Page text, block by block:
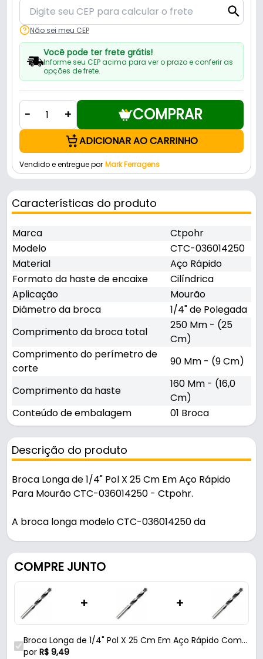
Não sei meu CEP
Você pode ter frete grátis!
Informe seu CEP acima para ver o prazo e conferir as
opções de frete.
- + COMPRAR
ADICIONAR AO CARRINHO
Vendido e entregue por Mark Ferragens
Características do produto
Marca
Ctpohr
Modelo
CTC-036014250
Material
Aço Rápido
Formato da haste de encaixe
Cilíndrica
Aplicação
Mourão
Diâmetro da broca
1/4" de Polegada
Comprimento da broca total
250 Mm - (25
Cm)
Comprimento do perímetro de
corte
90 Mm - (9 Cm)
Comprimento da haste
160 Mm - (16,0
Cm)
Conteúdo de embalagem
01 Broca
Descrição do produto
Broca Longa de 1/4" Pol X 25 Cm Em Aço Rápido
Para Mourão CTC-036014250 - Ctpohr.
A broca longa modelo CTC-036014250 da
sinônimo de excelência, destacando-se pela
precisão impecável e durabilidade incomparável,
projetadas para atenderem as mais exigentes
demandas em perfurações de mourões. Com um
diâmetro de 1/4" de polegada e um comprimento
total de 250 mm, oferece excelente estabilidade.
Essa broca é confeccionada em aço rápido,
destacando por sua excepcional resistência ao
COMPRE JUNTO
+ +
Broca Longa de 1/4" Pol X 25 Cm Em Aço Rápido Com
Haste Cilíndrica Para Mourão Ctc-036014250 Ctpohr
por R$ 9,49